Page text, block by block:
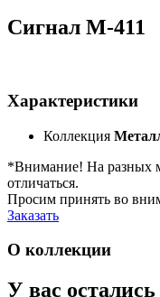
Сигнал M-411
Характеристики
Коллекция
*Внимание! На разных
отличаться.
Просим принять во
Заказать
О коллекции
У вас